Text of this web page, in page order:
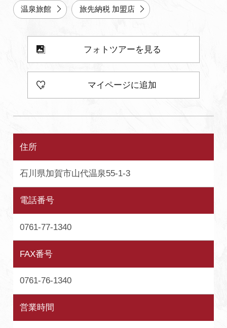
温泉旅館 旅先納税 加盟店
フォトツアーを見る
マイページに追加
住所
石川県加賀市山代温泉55-1-3
電話番号
0761-77-1340
FAX番号
0761-76-1340
営業時間